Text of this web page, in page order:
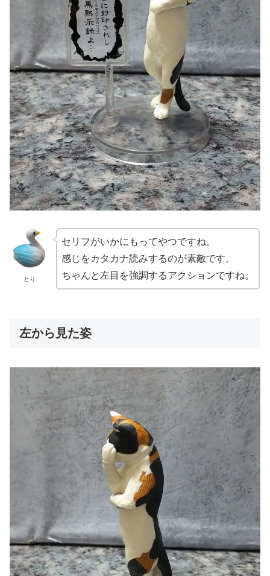
とり
セリフがいかにもってやつですね。
感じをカタカナ読みするのが素敵です。
ちゃんと左目を強調するアクションですね。
左から見た姿